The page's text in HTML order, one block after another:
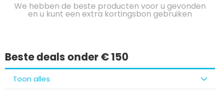
We hebben de beste producten voor u gevonden
en u kunt een extra kortingsbon gebruiken
Beste deals onder € 150
Toon alles